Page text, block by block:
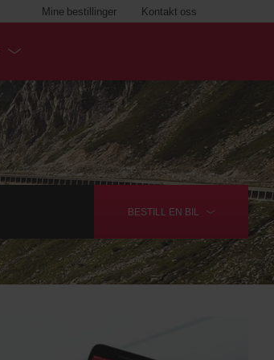
Kontakt oss
Mine bestillinger
BESTILL EN BIL